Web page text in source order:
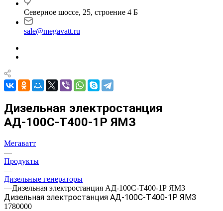
Северное шоссе, 25, строение 4 Б
sale@megavatt.ru
Дизельная электростанция
АД-100С-Т400-1Р ЯМЗ
Мегаватт
—
Продукты
—
Дизельные генераторы
—Дизельная электростанция АД-100С-Т400-1Р ЯМЗ
Дизельная электростанция АД-100С-Т400-1Р ЯМЗ
1780000